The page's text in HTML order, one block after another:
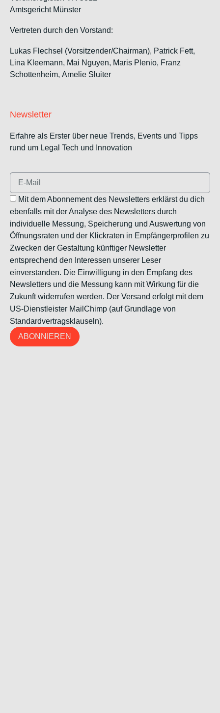
Amtsgericht Münster
Vertreten durch den Vorstand:
Lukas Flechsel (Vorsitzender/Chairman), Patrick Fett,
Lina Kleemann, Mai Nguyen, Maris Plenio, Franz
Schottenheim, Amelie Sluiter
Newsletter
Erfahre als Erster über neue Trends, Events und Tipps
rund um Legal Tech und Innovation
Mit dem Abonnement des Newsletters erklärst du dich
ebenfalls mit der Analyse des Newsletters durch
individuelle Messung, Speicherung und Auswertung von
Öffnungsraten und der Klickraten in Empfängerprofilen zu
Zwecken der Gestaltung künftiger Newsletter
entsprechend den Interessen unserer Leser
einverstanden. Die Einwilligung in den Empfang des
Newsletters und die Messung kann mit Wirkung für die
Zukunft widerrufen werden. Der Versand erfolgt mit dem
US-Dienstleister MailChimp (auf Grundlage von
Standardvertragsklauseln).
ABONNIEREN